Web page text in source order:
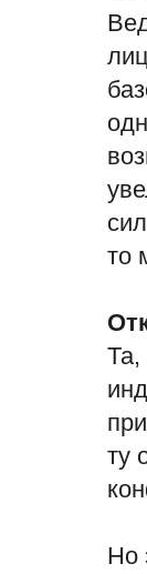
то
Та,
ту
Но